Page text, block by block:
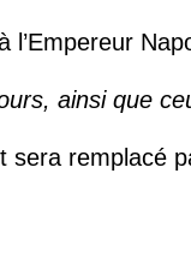
l’Empereur
ainsi que
remplacé